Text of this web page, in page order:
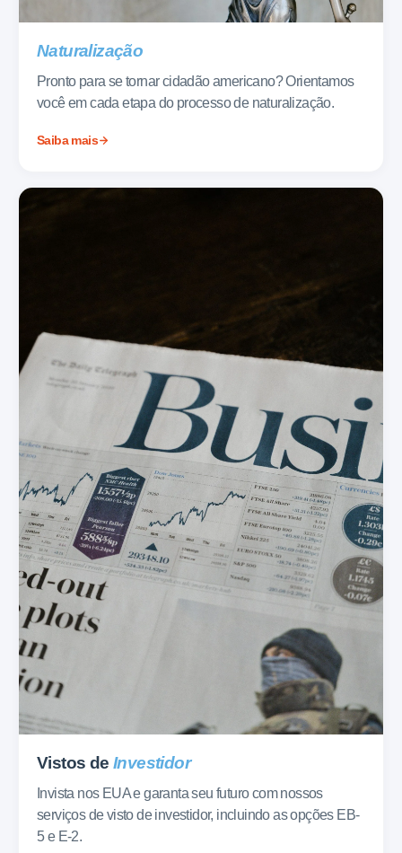
Naturalização
Pronto para se tornar cidadão americano? Orientamos
você em cada etapa do processo de naturalização.
Saiba mais
Vistos de Investidor
Invista nos EUA e garanta seu futuro com nossos
serviços de visto de investidor, incluindo as opções EB-
5 e E-2.